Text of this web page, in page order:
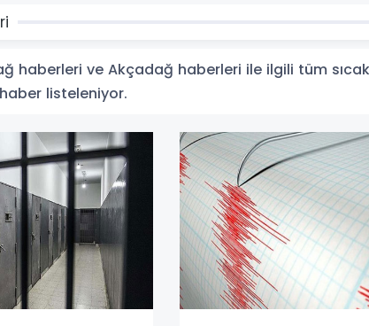
haberleri ve Akçadağ haberleri ile ilgili tüm
listeleniyor.